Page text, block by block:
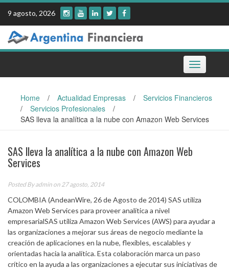
Skip
content
9 agosto, 2026
Toggle
navigation
Home / Actualidad Empresas /
Servicios Financieros
/
Servicios Profesionales
/
SAS lleva la analítica a la nube con Amazon Web Services
SAS lleva la analítica a la nube con Amazon Web
Services
Posted Byadmin on 27 agosto, 2014
COLOMBIA (AndeanWire, 26 de Agosto de 2014) SAS utiliza
Amazon Web Services para proveer analítica a nivel
empresarialSAS utiliza Amazon Web Services (AWS) para ayudar a
las organizaciones a mejorar sus áreas de negocio mediante la
creación de aplicaciones en la nube, flexibles, escalables y
orientadas hacia la analítica. Esta colaboración marca un paso
crítico en la ayuda a las organizaciones a ejecutar sus iniciativas de